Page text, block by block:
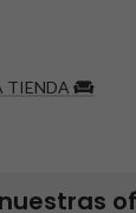
TIENDA